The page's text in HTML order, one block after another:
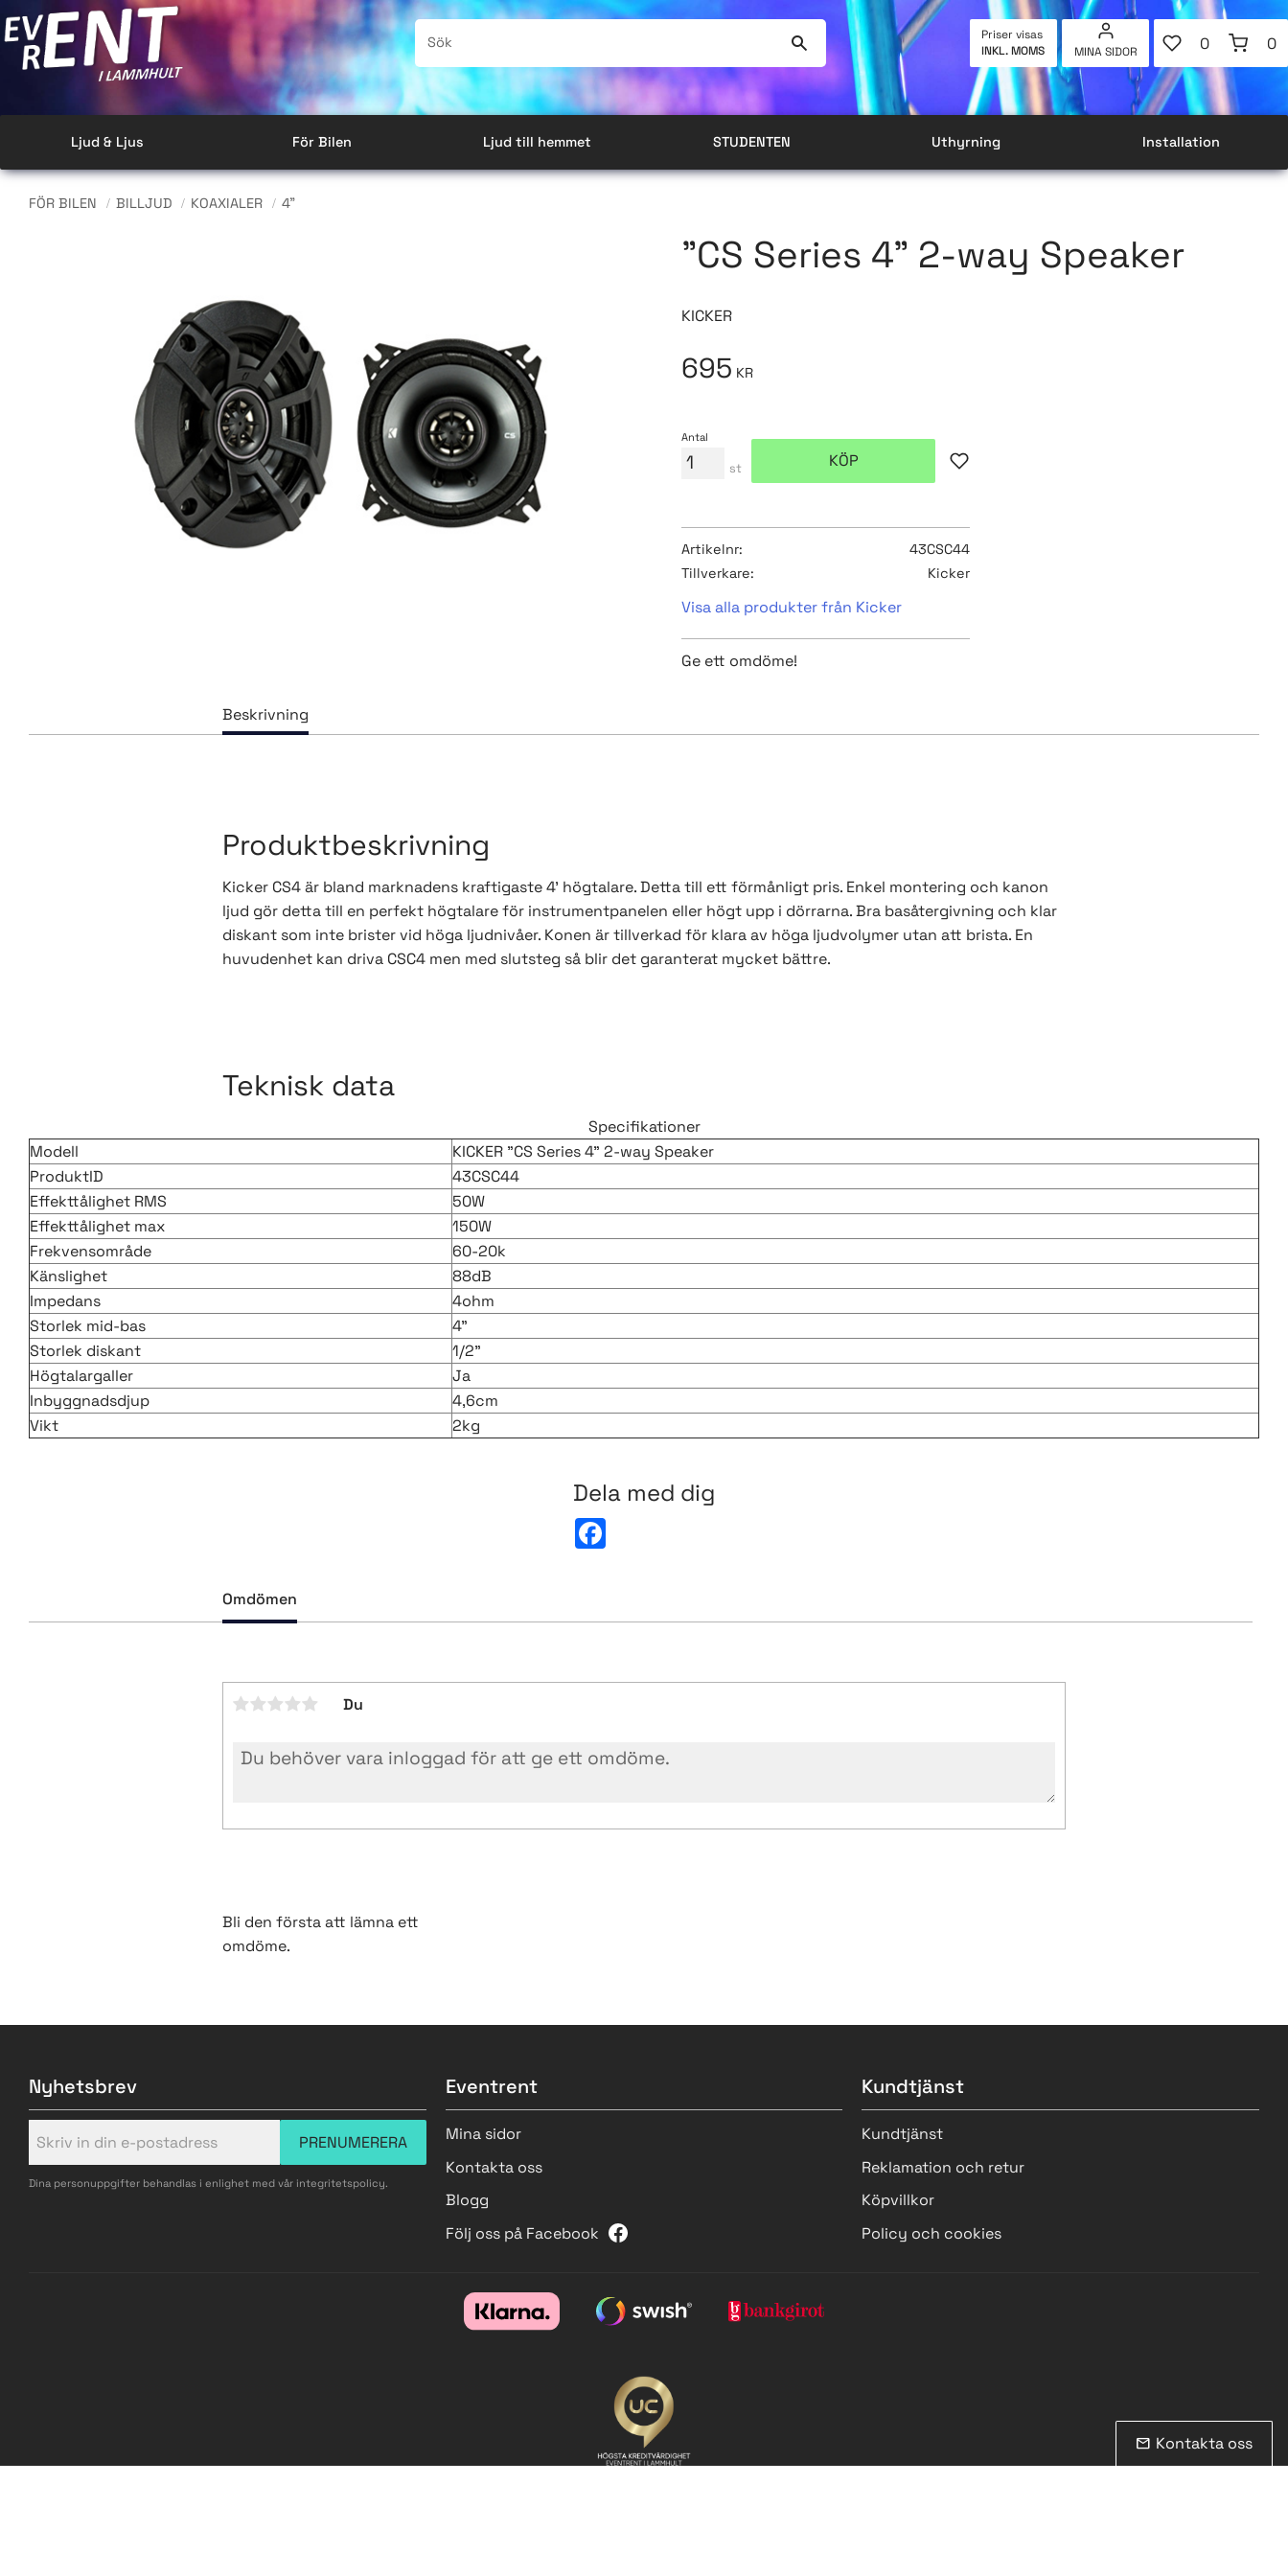
Priser visas
INKL. MOMS
MINA SIDOR
FAVORITER
ANTAL
0 0
Ljud & Ljus För Bilen Ljud till hemmet STUDENTEN Uthyrning Installation
FÖR BILEN BILLJUD KOAXIALER 4"
"CS Series 4" 2-way Speaker
KICKER
695 KR
Antal
st KÖP Lägg till i favoriter
Artikelnr
43CSC44
Tillverkare
Kicker
Visa alla produkter från Kicker
Ge ett omdöme!
Produktbeskrivning
Kicker CS4 är bland marknadens kraftigaste 4' högtalare. Detta till ett förmånligt pris. Enkel montering och kanon
ljud gör detta till en perfekt högtalare för instrumentpanelen eller högt upp i dörrarna. Bra basåtergivning och klar
diskant som inte brister vid höga ljudnivåer. Konen är tillverkad för klara av höga ljudvolymer utan att brista. En
huvudenhet kan driva CSC4 men med slutsteg så blir det garanterat mycket bättre.
Teknisk data
Specifikationer
Modell
KICKER "CS Series 4" 2-way Speaker
ProduktID
43CSC44
Effekttålighet RMS
50W
Effekttålighet max
150W
Frekvensområde
60-20k
Känslighet
88dB
Impedans
4ohm
Storlek mid-bas
4"
Storlek diskant
1/2"
Högtalargaller
Ja
Inbyggnadsdjup
4,6cm
Vikt
2kg
Dela med dig
o
Omdömen
Du
Bli den första att lämna ett
omdöme.
Nyhetsbrev
PRENUMERERA
Dina personuppgifter behandlas i enlighet med vår integritetspolicy.
Eventrent
Mina sidor
Kontakta oss
Blogg
Följ oss på Facebook
Kundtjänst
Kundtjänst
Reklamation och retur
Köpvillkor
Policy och cookies
mail Kontakta oss